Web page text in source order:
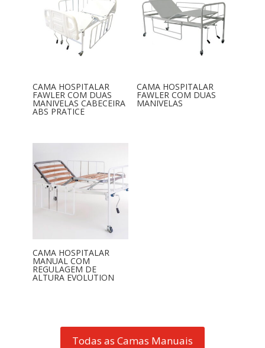
CAMA HOSPITALAR
FAWLER COM DUAS
MANIVELAS CABECEIRA
ABS PRATICE
CAMA HOSPITALAR
FAWLER COM DUAS
MANIVELAS
CAMA HOSPITALAR
MANUAL COM
REGULAGEM DE
ALTURA EVOLUTION
Todas as Camas Manuais